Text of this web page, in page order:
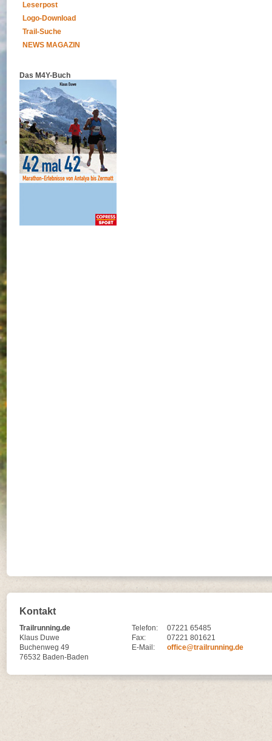
Leserpost
Logo-Download
Trail-Suche
NEWS MAGAZIN
Das M4Y-Buch
Kontakt
Trailrunning.de
Klaus Duwe
Buchenweg 49
76532 Baden-Baden
Telefon:
07221 65485
Fax:
07221 801621
E-Mail:
office@trailrunning.de